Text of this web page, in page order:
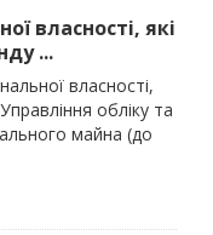
власності, які
...
власності,
обліку та
майна (до